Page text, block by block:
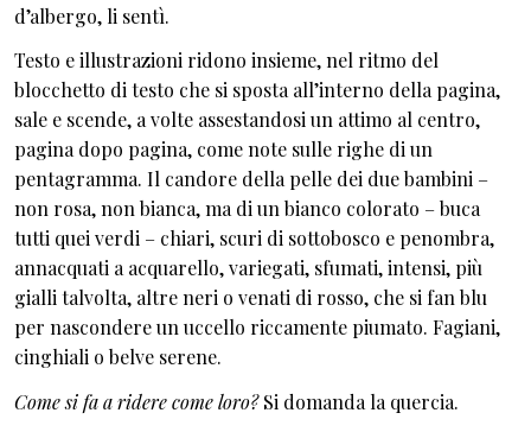
d’albergo, li sentì.
Testo e illustrazioni ridono insieme, nel ritmo del
blocchetto di testo che si sposta all’interno della pagina,
sale e scende, a volte assestandosi un attimo al centro,
pagina dopo pagina, come note sulle righe di un
pentagramma. Il candore della pelle dei due bambini –
non rosa, non bianca, ma di un bianco colorato – buca
tutti quei verdi – chiari, scuri di sottobosco e penombra,
annacquati a acquarello, variegati, sfumati, intensi, più
gialli talvolta, altre neri o venati di rosso, che si fan blu
per nascondere un uccello riccamente piumato. Fagiani,
cinghiali o belve serene.
Come si fa a ridere come loro?Si domanda la quercia.